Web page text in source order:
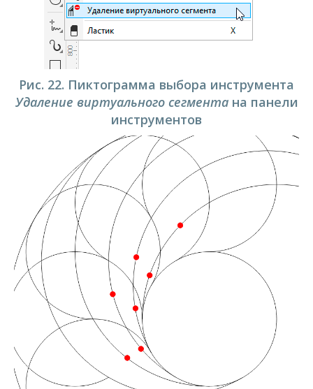
Рис. 22. Пиктограмма выбора инструмента
Удаление виртуального сегментана панели
инструментов